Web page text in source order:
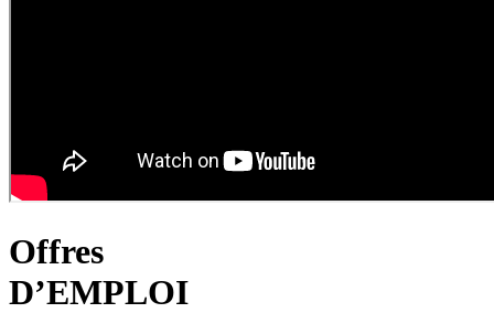
Offres
D’EMPLOI